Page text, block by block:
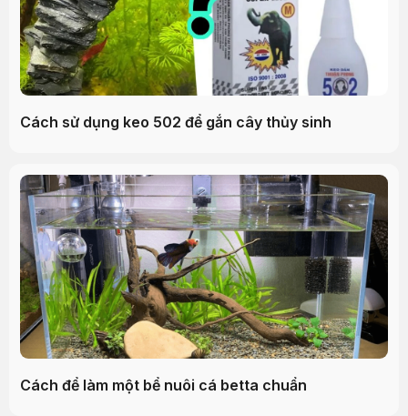
Cách sử dụng keo 502 để gắn cây thủy sinh
Cách để làm một bể nuôi cá betta chuẩn